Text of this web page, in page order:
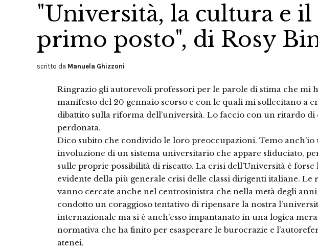
"Università, la cultura e il
primo posto", di Rosy
scritto da Manuela Ghizzoni
Ringrazio gli autorevoli professori per le parole di stima che mi
manifesto del 20 gennaio scorso e con le quali mi sollecitano a
dibattito sulla riforma dell’università. Lo faccio con un ritardo di
perdonata.
Dico subito che condivido le loro preoccupazioni. Temo anch’io
involuzione di un sistema universitario che appare sfiduciato,
sulle proprie possibilità di riscatto. La crisi dell’Università è forse
evidente della più generale crisi delle classi dirigenti italiane. Le
vanno cercate anche nel centrosinistra che nella metà degli
condotto un coraggioso tentativo di ripensare la nostra
internazionale ma si è anch’esso impantanato in una logica
normativa che ha finito per esasperare le burocrazie e
atenei.